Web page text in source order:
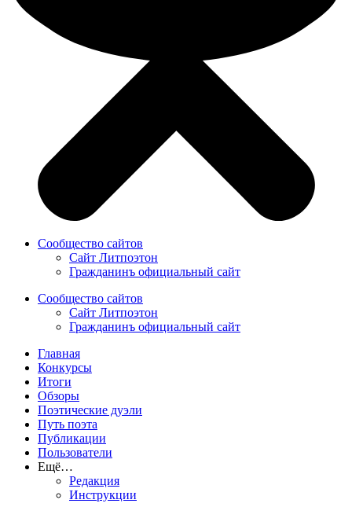
Сообщество сайтов
Сайт Литпоэтон
Гражданинъ официальный сайт
Сообщество сайтов
Сайт Литпоэтон
Гражданинъ официальный сайт
Главная
Конкурсы
Итоги
Обзоры
Поэтические дуэли
Путь поэта
Публикации
Пользователи
Ещё…
Редакция
Инструкции